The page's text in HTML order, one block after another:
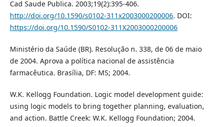
Cad Saude Publica. 2003;19(2):395-406.
http://doi.org/10.1590/s0102-311x2003000200006. DOI:
https://doi.org/10.1590/S0102-311X2003000200006
Ministério da Saúde (BR). Resolução n. 338, de 06 de maio
de 2004. Aprova a política nacional de assistência
farmacêutica. Brasília, DF: MS; 2004.
W.K. Kellogg Foundation. Logic model development guide:
using logic models to bring together planning, evaluation,
and action. Battle Creek: W.K. Kellogg Foundation; 2004.